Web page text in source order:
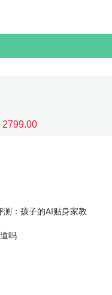
2799.00
：孩子的AI贴身家教
吗